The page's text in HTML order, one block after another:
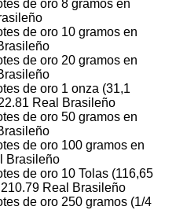
de oro 8 gramos en
de oro 10 gramos en
de oro 20 gramos en
de oro 1 onza (31,1
Real Brasileño
de oro 50 gramos en
de oro 100 gramos en
Brasileño
de oro 10 Tolas (116,65
Real Brasileño
de oro 250 gramos (1/4